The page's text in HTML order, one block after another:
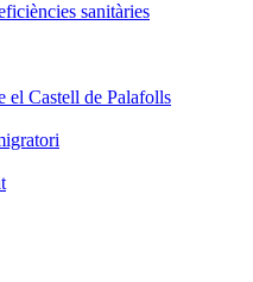
sanitàries
el Castell de Palafolls